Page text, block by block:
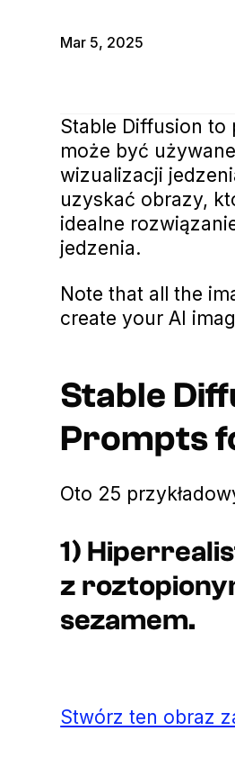
Mar 5, 2025
Stable Diffusion to
może być
wizualizacji
uzyskać obrazy,
idealne
jedzenia.
Note that all the
create your AI
Stable
Prompts
Oto 25
1)
z
sezamem.
Stwórz ten obraz